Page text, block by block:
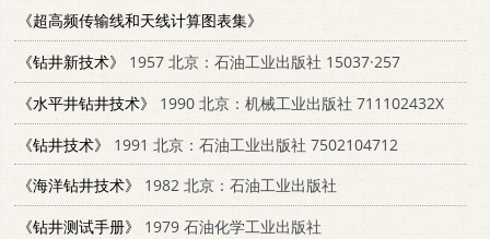
《超高频传输线和天线计算图表集》
《钻井新技术》
1957 北京：石油工业出版社 15037·257
《水平井钻井技术》
1990 北京：机械工业出版社 711102432X
《钻井技术》
1991 北京：石油工业出版社 7502104712
《海洋钻井技术》
1982 北京：石油工业出版社
《钻井测试手册》
1979 石油化学工业出版社